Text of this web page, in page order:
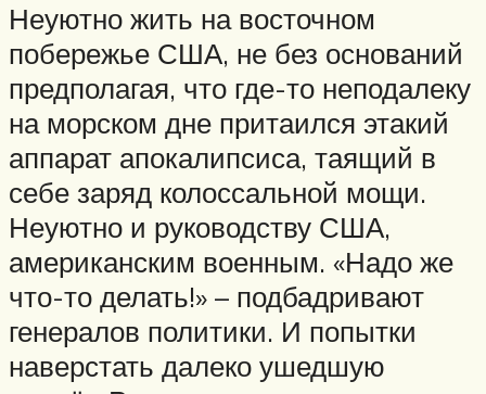
Неуютно жить на восточном
побережье США, не без оснований
предполагая, что где-то неподалеку
на морском дне притаился этакий
аппарат апокалипсиса, таящий в
себе заряд колоссальной мощи.
Неуютно и руководству США,
американским военным. «Надо же
что-то делать!» – подбадривают
генералов политики. И попытки
наверстать далеко ушедшую